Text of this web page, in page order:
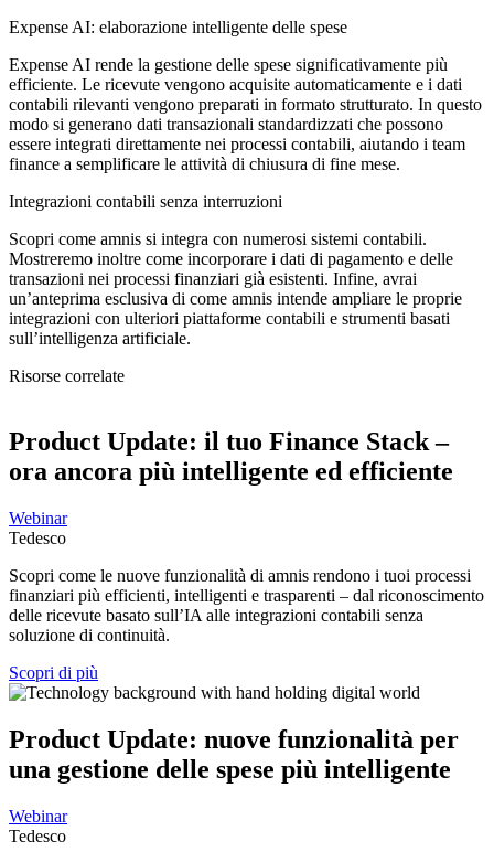
Expense AI: elaborazione intelligente delle spese
Expense AI rende la gestione delle spese significativamente più
efficiente. Le ricevute vengono acquisite automaticamente e i dati
contabili rilevanti vengono preparati in formato strutturato. In questo
modo si generano dati transazionali standardizzati che possono
essere integrati direttamente nei processi contabili, aiutando i team
finance a semplificare le attività di chiusura di fine mese.
Integrazioni contabili senza interruzioni
Scopri come amnis si integra con numerosi sistemi contabili.
Mostreremo inoltre come incorporare i dati di pagamento e delle
transazioni nei processi finanziari già esistenti. Infine, avrai
un’anteprima esclusiva di come amnis intende ampliare le proprie
integrazioni con ulteriori piattaforme contabili e strumenti basati
sull’intelligenza artificiale.
Risorse correlate
Product Update: il tuo Finance Stack –
ora ancora più intelligente ed efficiente
Webinar
Tedesco
Scopri come le nuove funzionalità di amnis rendono i tuoi processi
finanziari più efficienti, intelligenti e trasparenti – dal riconoscimento
delle ricevute basato sull’IA alle integrazioni contabili senza
soluzione di continuità.
Scopri di più
Product Update: nuove funzionalità per
una gestione delle spese più intelligente
Webinar
Tedesco